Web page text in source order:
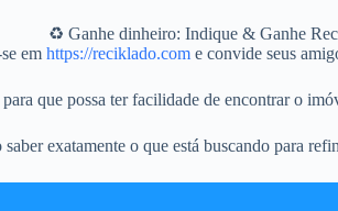
♻️ Ganhe dinheiro: Indique & Ganhe
em https://reciklado.come convide seus
que possa ter facilidade de encontrar o
exatamente o que está buscando para